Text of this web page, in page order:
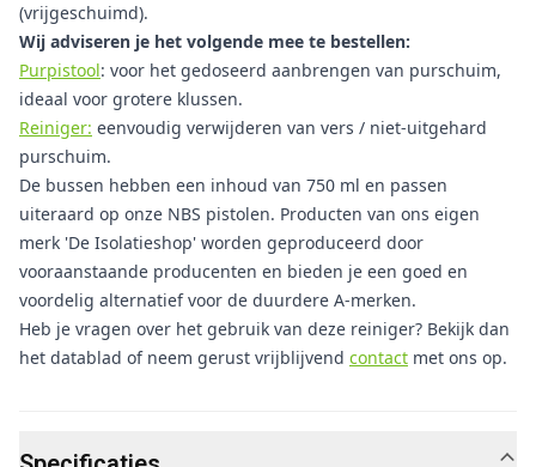
(vrijgeschuimd).
Wij adviseren je het volgende mee te bestellen:
Purpistool: voor het gedoseerd aanbrengen van purschuim,
ideaal voor grotere klussen.
Reiniger: eenvoudig verwijderen van vers / niet-uitgehard
purschuim.
De bussen hebben een inhoud van 750 ml en passen
uiteraard op onze NBS pistolen. Producten van ons eigen
merk 'De Isolatieshop' worden geproduceerd door
vooraanstaande producenten en bieden je een goed en
voordelig alternatief voor de duurdere A-merken.
Heb je vragen over het gebruik van deze reiniger? Bekijk dan
het datablad of neem gerust vrijblijvend contact met ons op.